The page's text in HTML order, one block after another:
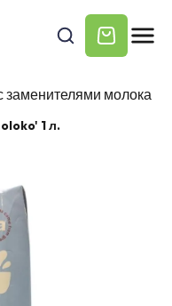
заменителями молока
1 л.